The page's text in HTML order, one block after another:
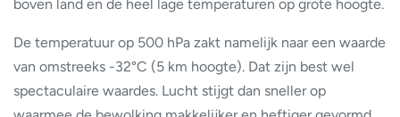
boven land en de heel lage temperaturen op grote hoogte.
De temperatuur op 500 hPa zakt namelijk naar een waarde
van omstreeks -32°C (5 km hoogte). Dat zijn best wel
spectaculaire waardes. Lucht stijgt dan sneller op